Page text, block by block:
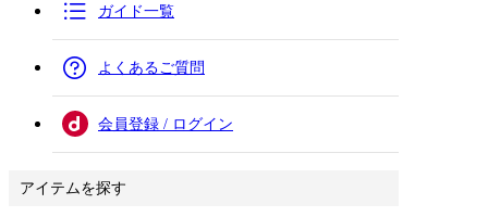
ガイド一覧
よくあるご質問
会員登録 / ログイン
アイテムを探す